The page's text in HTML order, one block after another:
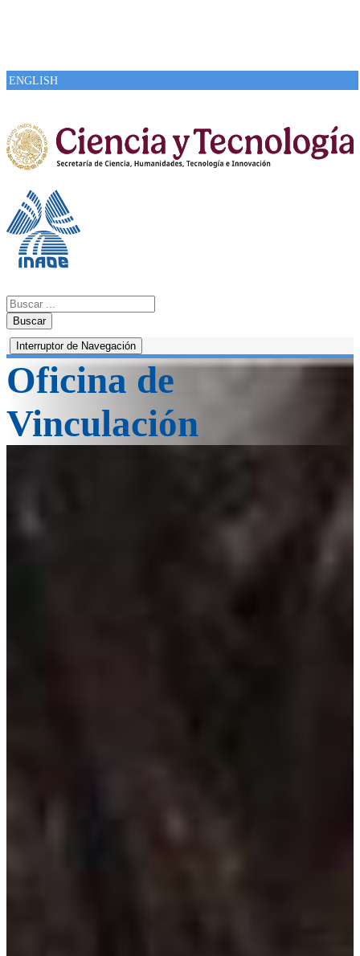
ENGLISH
Buscar
Interruptor de Navegación
Oficina de
Vinculación